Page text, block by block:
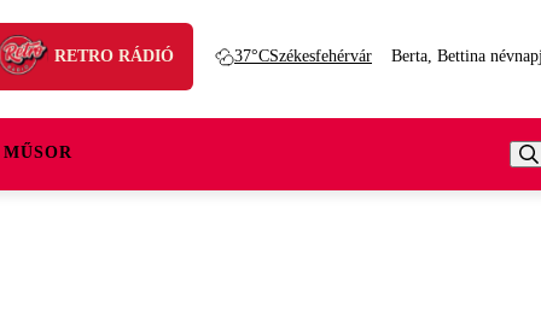
RETRO RÁDIÓ 37°CSzékesfehérvár Berta, Bettina